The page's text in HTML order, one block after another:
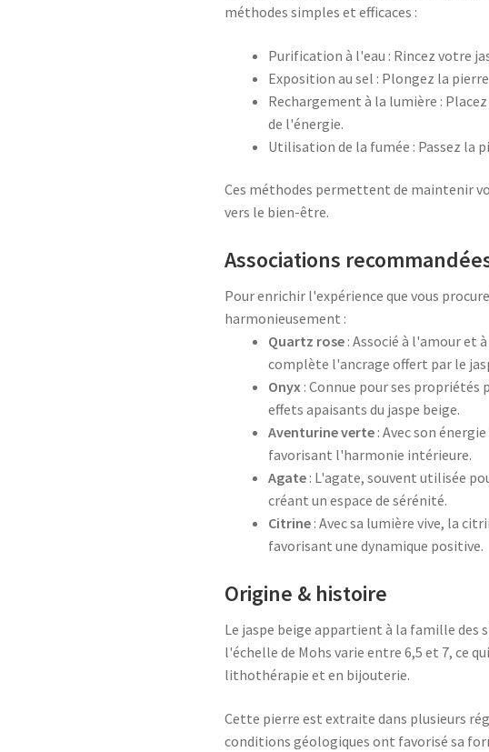
méthodes simples et efficaces :
Purification à l'eau : Rincez votre
Exposition au sel : Plongez la
Rechargement à la lumière :
de l'énergie.
Utilisation de la fumée : Passez la
Ces méthodes permettent de maintenir
vers le bien-être.
Associations
Pour enrichir l'expérience que vous
harmonieusement :
Quartz rose : Associé à l'amour et
complète l'ancrage offert par le
Onyx : Connue pour ses
effets apaisants du jaspe beige.
Aventurine verte : Avec son
favorisant l'harmonie intérieure.
Agate : L'agate, souvent utilisée
créant un espace de sérénité.
Citrine : Avec sa lumière vive, la
favorisant une dynamique positive.
Origine & histoire
Le jaspe beige appartient à la famille des
l'échelle de Mohs varie entre 6,5 et 7, ce
lithothérapie et en bijouterie.
Cette pierre est extraite dans plusieurs
conditions géologiques ont favorisé sa